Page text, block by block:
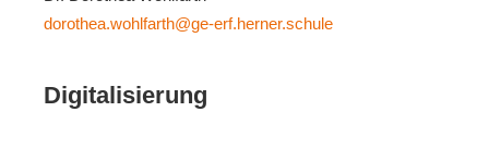
dorothea.wohlfarth@ge-erf.herner.schule
Digitalisierung